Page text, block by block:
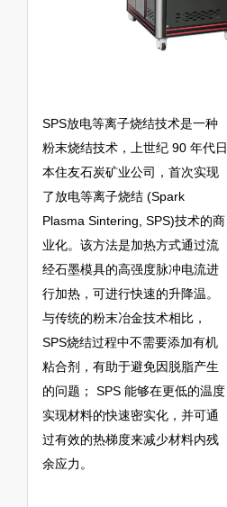
SPS放电等离子烧结技术是一种
粉末烧结技术，上世纪 90 年代日
本住友石炭矿业公司，首次实现
了放电等离子烧结 (Spark
Plasma Sintering, SPS)技术的商
业化。该方法是加热方式通过流
经石墨模具的高强度脉冲电流进
行加热，可进行快速的升降温。
与传统的粉末冶金技术相比，
SPS烧结过程中不需要添加有机
粘合剂，有助于避免因脱脂产生
的问题； SPS 能够在更低的温度
实现材料的快速密实化，并可通
过有效的热梯度来减少材料内残
余应力。